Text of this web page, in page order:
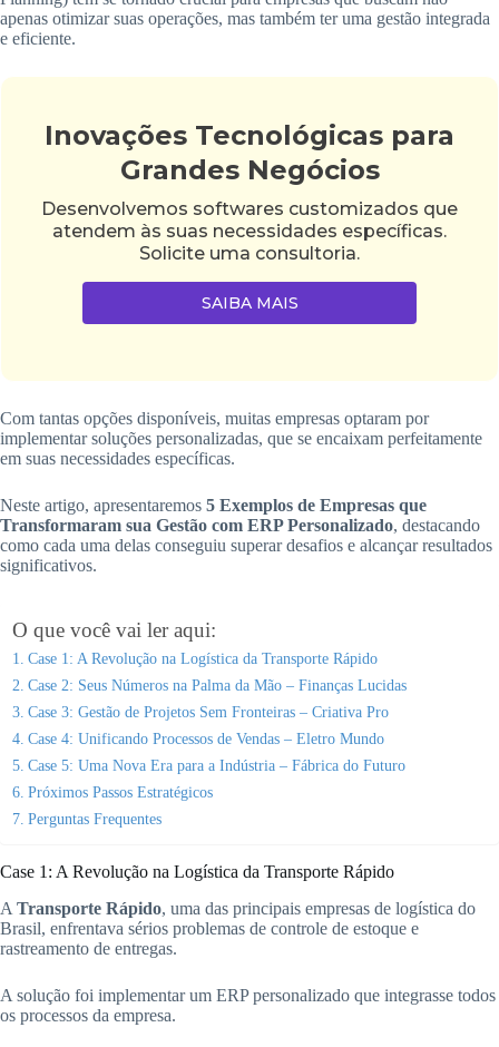
apenas otimizar suas operações, mas também ter uma gestão integrada
e eficiente.
Inovações Tecnológicas para
Grandes Negócios
Desenvolvemos softwares customizados que
atendem às suas necessidades específicas.
Solicite uma consultoria.
SAIBA MAIS
Com tantas opções disponíveis, muitas empresas optaram por
implementar soluções personalizadas, que se encaixam perfeitamente
em suas necessidades específicas.
Neste artigo, apresentaremos 5 Exemplos de Empresas que
Transformaram sua Gestão com ERP Personalizado, destacando
como cada uma delas conseguiu superar desafios e alcançar resultados
significativos.
O que você vai ler aqui:
Case 1: A Revolução na Logística da Transporte Rápido
Case 2: Seus Números na Palma da Mão – Finanças Lucidas
Case 3: Gestão de Projetos Sem Fronteiras – Criativa Pro
Case 4: Unificando Processos de Vendas – Eletro Mundo
Case 5: Uma Nova Era para a Indústria – Fábrica do Futuro
Próximos Passos Estratégicos
Perguntas Frequentes
Case 1: A Revolução na Logística da Transporte Rápido
A Transporte Rápido, uma das principais empresas de logística do
Brasil, enfrentava sérios problemas de controle de estoque e
rastreamento de entregas.
A solução foi implementar um ERP personalizado que integrasse todos
os processos da empresa.